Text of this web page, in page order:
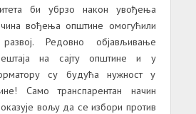
би убрзо након увођења
вођења општине омогућили
Редовно објављивање
на сајту општине и у
су будућа нужност у
Само транспарентан начин
вољу да се избори против